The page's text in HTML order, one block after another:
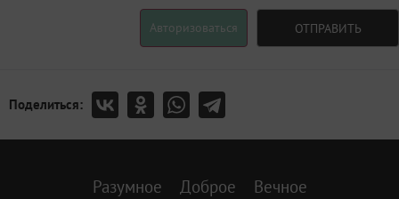
Авторизоваться ОТПРАВИТЬ
Поделиться:
Разумное Доброе Вечное